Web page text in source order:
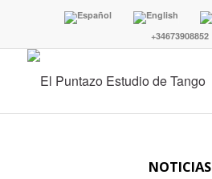
+34673908852
NOTICIAS